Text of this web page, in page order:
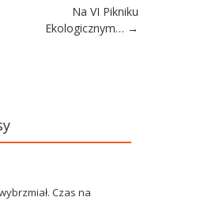
Na VI Pikniku
Ekologicznym… →
Czas na